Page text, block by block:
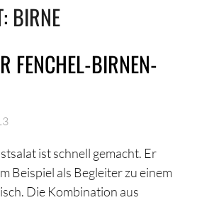
BIRNE
FENCHEL-BIRNEN-
ist schnell gemacht. Er
Beispiel als Begleiter zu einem
Die Kombination aus